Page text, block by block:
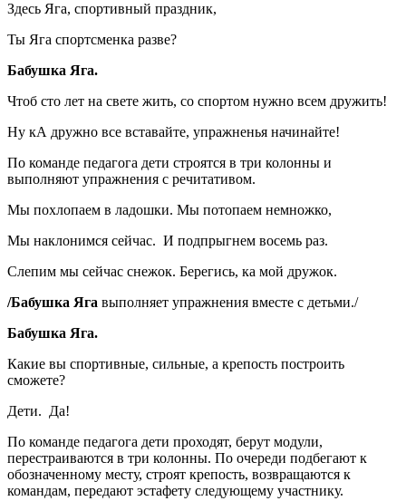
Здесь Яга, спортивный праздник,
Ты Яга спортсменка разве?
Бабушка Яга.
Чтоб сто лет на свете жить, со спортом нужно всем дружить!
Ну кА дружно все вставайте, упражненья начинайте!
По команде педагога дети строятся в три колонны и
выполняют упражнения с речитативом.
Мы похлопаем в ладошки. Мы потопаем немножко,
Мы наклонимся сейчас. И подпрыгнем восемь раз.
Слепим мы сейчас снежок. Берегись, ка мой дружок.
/Бабушка Яга выполняет упражнения вместе с детьми./
Бабушка Яга.
Какие вы спортивные, сильные, а крепость построить
сможете?
Дети. Да!
По команде педагога дети проходят, берут модули,
перестраиваются в три колонны. По очереди подбегают к
обозначенному месту, строят крепость, возвращаются к
командам, передают эстафету следующему участнику.